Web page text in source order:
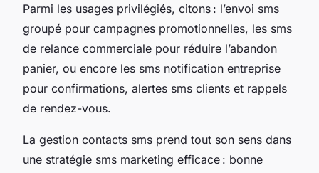
Parmi les usages privilégiés, citons : l’envoi sms
groupé pour campagnes promotionnelles, les sms
de relance commerciale pour réduire l’abandon
panier, ou encore les sms notification entreprise
pour confirmations, alertes sms clients et rappels
de rendez-vous.
La gestion contacts sms prend tout son sens dans
une stratégie sms marketing efficace : bonne